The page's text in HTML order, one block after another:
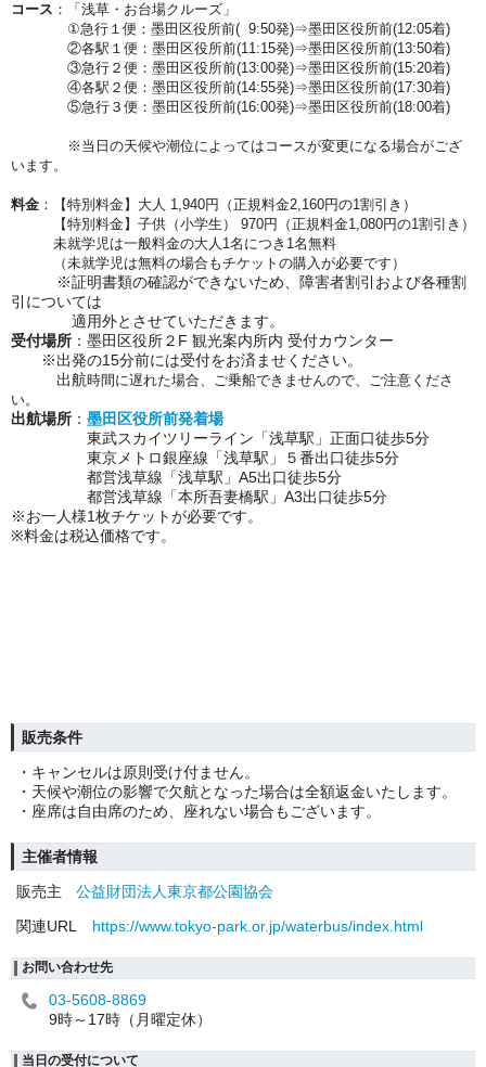
コース ：「浅草・お台場クルーズ」
①急行１便：墨田区役所前( 9:50発)⇒墨田区役所前(12:05着)
②各駅１便：墨田区役所前(11:15発)⇒墨田区役所前(13:50着)
③急行２便：墨田区役所前(13:00発)⇒墨田区役所前(15:20着)
④各駅２便：墨田区役所前(14:55発)⇒墨田区役所前(17:30着)
⑤急行３便：墨田区役所前(16:00発)⇒墨田区役所前(18:00着)
※当日の天候や潮位によってはコースが変更になる場合がござ
います。
料金 ：【特別料金】大人 1,940円（正規料金2,160円の1割引き）
【特別料金】子供（小学生） 970円（正規料金1,080円の1割引き）
未就学児は一般料金の大人1名につき1名無料
（未就学児は無料の場合もチケットの購入が必要です）
※証明書類の確認ができないため、障害者割引および各種割
引については
適用外とさせていただきます。
受付場所 ：墨田区役所２F 観光案内所内 受付カウンター
※出発の15分前には受付をお済ませください。
出航時間に遅れた場合、ご乗船できませんので、ご注意くださ
い。
出航場所 ： 墨田区役所前発着場
東武スカイツリーライン「浅草駅」正面口徒歩5分
東京メトロ銀座線「浅草駅」５番出口徒歩5分
都営浅草線「浅草駅」A5出口徒歩5分
都営浅草線「本所吾妻橋駅」A3出口徒歩5分
※お一人様1枚チケットが必要です。
※料金は税込価格です。
販売条件
・キャンセルは原則受け付ません。
・天候や潮位の影響で欠航となった場合は全額返金いたします。
・座席は自由席のため、座れない場合もございます。
主催者情報
販売主
公益財団法人東京都公園協会
関連URL
https://www.tokyo-park.or.jp/waterbus/index.html
お問い合わせ先
03-5608-8869
9時～17時（月曜定休）
当日の受付について